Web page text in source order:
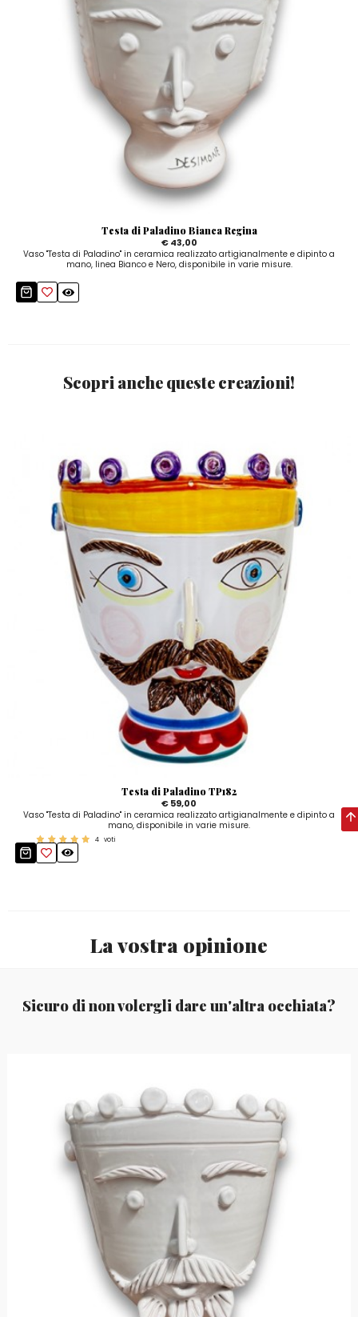
Testa di Paladino Bianca Regina
€ 43,00
Vaso "Testa di Paladino" in ceramica realizzato artigianalmente e dipinto a
mano, linea Bianco e Nero, disponibile in varie misure.
Scopri anche queste creazioni!
Testa di Paladino TP182
€ 59,00
Vaso "Testa di Paladino" in ceramica realizzato artigianalmente e dipinto a
mano, disponibile in varie misure.
4 voti
La vostra opinione
Sicuro di non volergli dare un'altra occhiata?